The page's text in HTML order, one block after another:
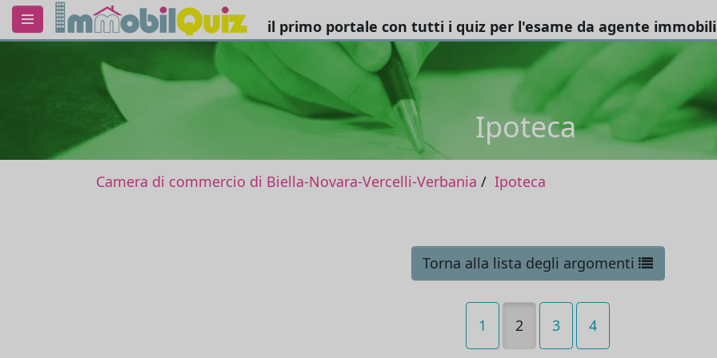
il primo portale con tutti i quiz per l'esame da agente
Ipoteca
Camera di commercio di Biella-Novara-Vercelli-Verbania Ipoteca
Torna alla lista degli argomenti
1 2 3 4